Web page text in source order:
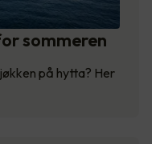
sommeren
på hytta? Her